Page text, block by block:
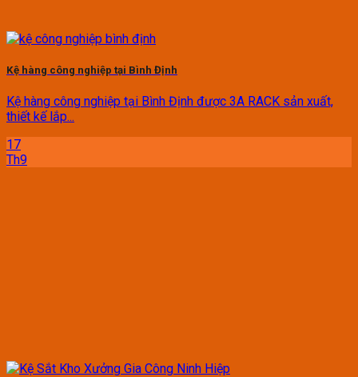
Kệ hàng công nghiệp tại Bình Định
Kệ hàng công nghiệp tại Bình Định được 3A RACK sản xuất,
thiết kế lắp...
17
Th9